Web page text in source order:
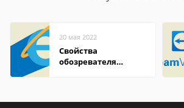
20 мая 2022
Свойства
обозревателя